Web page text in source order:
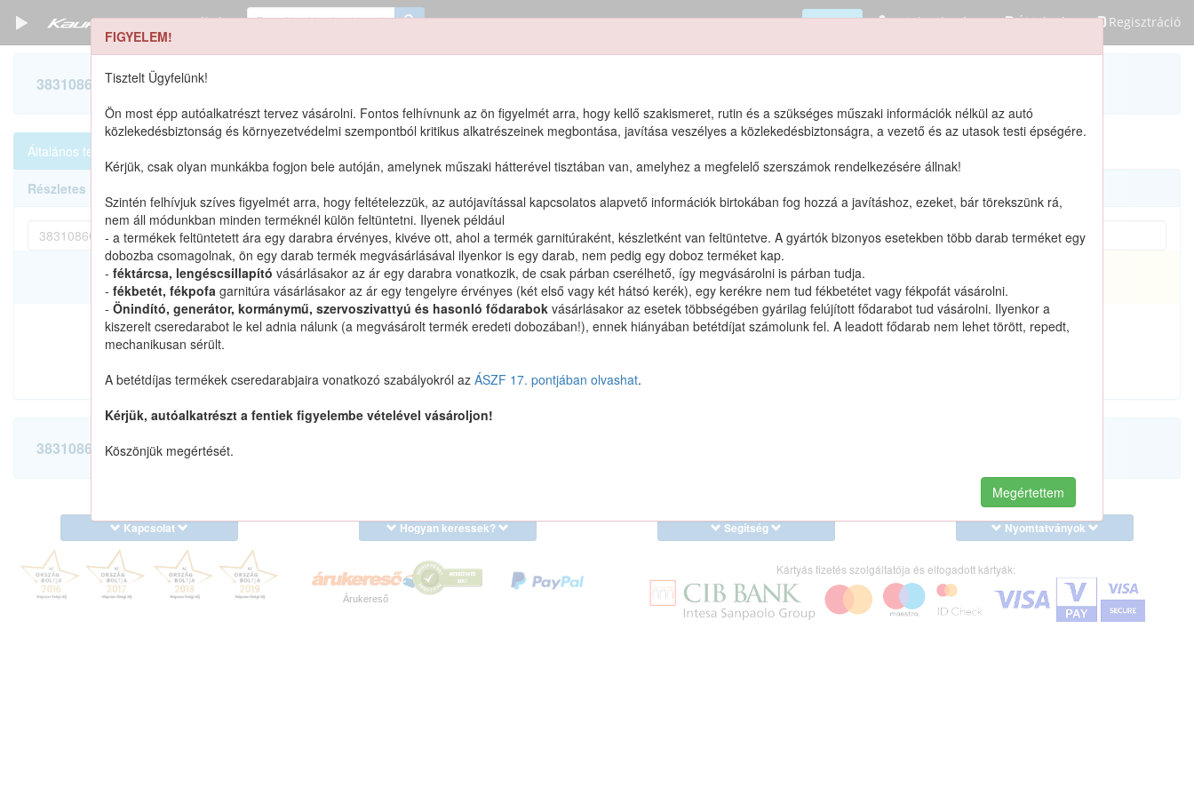
Termékek Bejelentkezés Új jelszó Regisztráció
(üres)
Szerszámkatalógus
Alkatrészek
FIGYELEM!
Tisztelt Ügyfelünk!
Ön most épp autóalkatrészt tervez vásárolni. Fontos felhívnunk az ön figyelmét arra, hogy kellő szakismeret, rutin és a szükséges műszaki információk nélkül az autó
közlekedésbiztonság és környezetvédelmi szempontból kritikus alkatrészeinek megbontása, javítása veszélyes a közlekedésbiztonságra, a vezető és az utasok testi épségére.
Kérjük, csak olyan munkákba fogjon bele autóján, amelynek műszaki hátterével tisztában van, amelyhez a megfelelő szerszámok rendelkezésére állnak!
Szintén felhívjuk szíves figyelmét arra, hogy feltételezzük, az autójavítással kapcsolatos alapvető információk birtokában fog hozzá a javításhoz, ezeket, bár törekszünk rá,
nem áll módunkban minden terméknél külön feltüntetni. Ilyenek például
- a termékek feltüntetett ára egy darabra érvényes, kivéve ott, ahol a termék garnitúraként, készletként van feltüntetve. A gyártók bizonyos esetekben több darab terméket egy
dobozba csomagolnak, ön egy darab termék megvásárlásával ilyenkor is egy darab, nem pedig egy doboz terméket kap.
- féktárcsa, lengéscsillapító vásárlásakor az ár egy darabra vonatkozik, de csak párban cserélhető, így megvásárolni is párban tudja.
- fékbetét, fékpofa garnitúra vásárlásakor az ár egy tengelyre érvényes (két első vagy két hátsó kerék), egy kerékre nem tud fékbetétet vagy fékpofát vásárolni.
- Önindító, generátor, kormánymű, szervoszivattyú és hasonló fődarabok vásárlásakor az esetek többségében gyárilag felújított fődarabot tud vásárolni. Ilyenkor a
kiszerelt cseredarabot le kel adnia nálunk (a megvásárolt termék eredeti dobozában!), ennek hiányában betétdíjat számolunk fel. A leadott fődarab nem lehet törött, repedt,
mechanikusan sérült.
A betétdíjas termékek cseredarabjaira vonatkozó szabályokról az ÁSZF 17. pontjában olvashat.
Kérjük, autóalkatrészt a fentiek figyelembe vételével vásároljon!
Köszönjük megértését.
Megértettem
3831086G10 keresése
Általános termékek
Részletes keresés
Katalógusban szereplő termékek Katalógusban nem szereplő termékek
3831086G10 keresése
Kapcsolat Hogyan keressek? Segítség Nyomtatványok
Árukereső
Kártyás fizetés szolgáltatója és elfogadott kártyák: